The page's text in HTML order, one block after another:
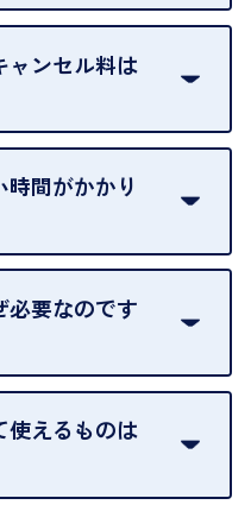
好きな時にお越しくださ
一言お声がけください。
せていただきます。
ので、買い取ったお品物
ます。買い戻しはできま
。
物をお戻しすることがで
ちに、お気軽にお申し出
保管しております。
ャンセル料は
。査定金額にご納得いた
お断りいただいても問題
相談ください。
間がかかり
て異なりますが、店頭買
度が目安です。大量の
いただくことがございま
必要なのです
、お客様のご本人確認を
います。安心してお取引
をお願いいたします。
使えるものは